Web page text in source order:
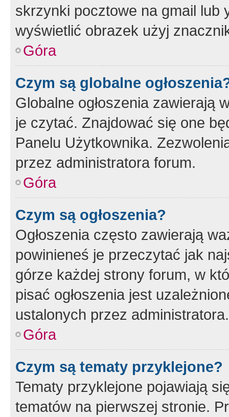
skrzynki pocztowe na gmail lub
wyświetlić obrazek użyj
Góra
Czym są globalne
Globalne ogłoszenia zawierają
je czytać. Znajdować się one
Panelu Użytkownika.
przez administratora forum.
Góra
Czym są ogłoszenia?
Ogłoszenia często zawierają
powinieneś je przeczytać jak
górze każdej strony forum, w
pisać ogłoszenia jest
ustalonych przez administratora.
Góra
Czym są tematy przyklejone?
Tematy przyklejone pojawiają
tematów na pierwszej stronie.